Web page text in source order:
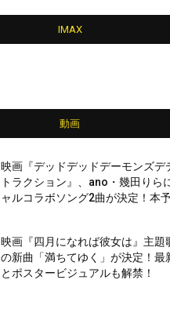
IMAX
動画
映画『デッドデッドデーモンズデ
トラクション』、ano・幾田りら
ャルコラボソング2曲が決定！本
映画『四月になれば彼女は』主題
の新曲「満ちてゆく」が決定！最
とポスタービジュアルも解禁！